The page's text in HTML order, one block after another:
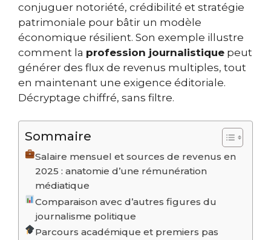
conjuguer notoriété, crédibilité et stratégie
patrimoniale pour bâtir un modèle
économique résilient. Son exemple illustre
comment la profession journalistique peut
générer des flux de revenus multiples, tout
en maintenant une exigence éditoriale.
Décryptage chiffré, sans filtre.
Sommaire
Salaire mensuel et sources de revenus en
2025 : anatomie d’une rémunération
médiatique
Comparaison avec d’autres figures du
journalisme politique
Parcours académique et premiers pas